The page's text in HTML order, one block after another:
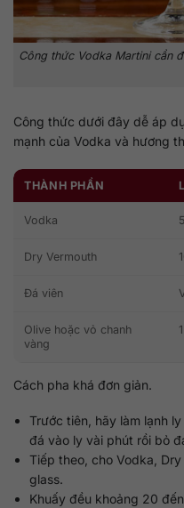
Công thức Vodka Martini cần
Công thức dưới đây dễ áp
mạnh của Vodka và hương
THÀNH PHẦN
Vodka
Dry Vermouth
Đá viên
Olive hoặc vỏ chanh
vàng
Cách pha khá đơn giản.
Trước tiên, hãy làm lạnh
đá vào ly vài phút rồi bỏ
Tiếp theo, cho Vodka,
glass.
Khuấy đều khoảng 20